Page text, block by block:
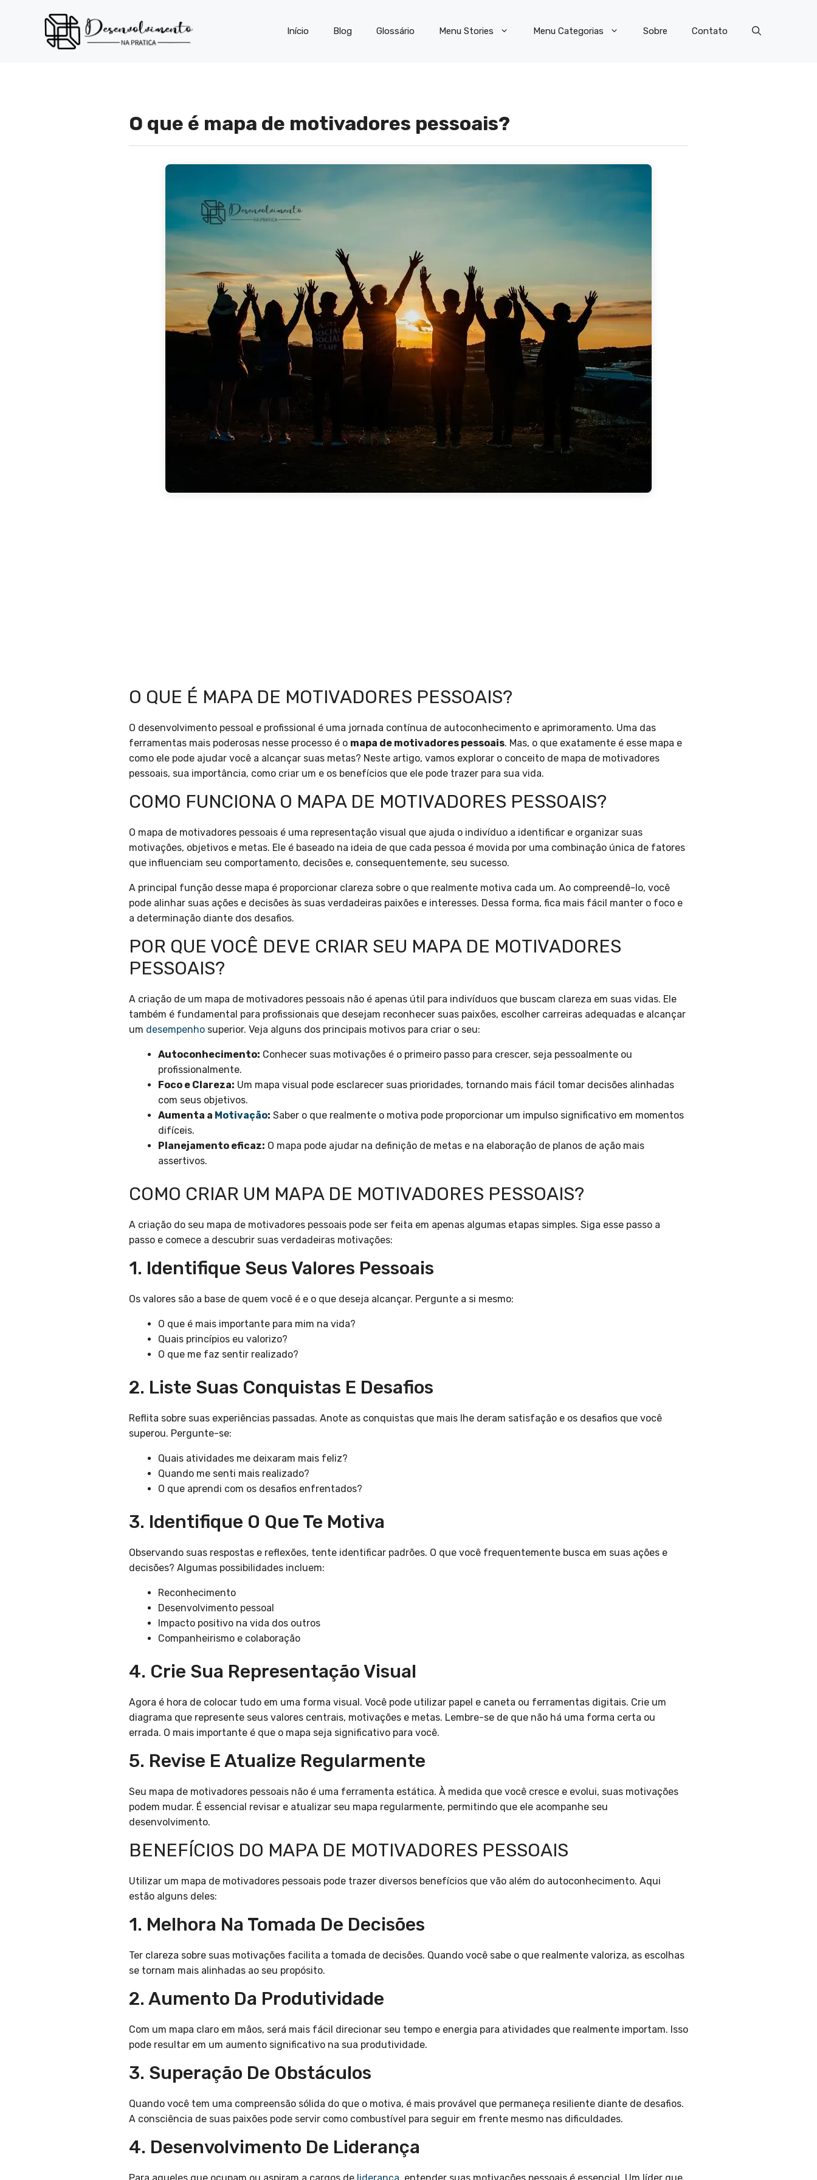
Início Blog Glossário Menu Stories Menu Categorias Sobre Contato
O que é mapa de motivadores pessoais?
O QUE É MAPA DE MOTIVADORES PESSOAIS?
O desenvolvimento pessoal e profissional é uma jornada contínua de autoconhecimento e aprimoramento. Uma das
ferramentas mais poderosas nesse processo é o mapa de motivadores pessoais. Mas, o que exatamente é esse mapa e
como ele pode ajudar você a alcançar suas metas? Neste artigo, vamos explorar o conceito de mapa de motivadores
pessoais, sua importância, como criar um e os benefícios que ele pode trazer para sua vida.
COMO FUNCIONA O MAPA DE MOTIVADORES PESSOAIS?
O mapa de motivadores pessoais é uma representação visual que ajuda o indivíduo a identificar e organizar suas
motivações, objetivos e metas. Ele é baseado na ideia de que cada pessoa é movida por uma combinação única de fatores
que influenciam seu comportamento, decisões e, consequentemente, seu sucesso.
A principal função desse mapa é proporcionar clareza sobre o que realmente motiva cada um. Ao compreendê-lo, você
pode alinhar suas ações e decisões às suas verdadeiras paixões e interesses. Dessa forma, fica mais fácil manter o foco e
a determinação diante dos desafios.
POR QUE VOCÊ DEVE CRIAR SEU MAPA DE MOTIVADORES
PESSOAIS?
A criação de um mapa de motivadores pessoais não é apenas útil para indivíduos que buscam clareza em suas vidas. Ele
também é fundamental para profissionais que desejam reconhecer suas paixões, escolher carreiras adequadas e alcançar
um desempenho superior. Veja alguns dos principais motivos para criar o seu:
Autoconhecimento: Conhecer suas motivações é o primeiro passo para crescer, seja pessoalmente ou
profissionalmente.
Foco e Clareza: Um mapa visual pode esclarecer suas prioridades, tornando mais fácil tomar decisões alinhadas
com seus objetivos.
Aumenta a Motivação: Saber o que realmente o motiva pode proporcionar um impulso significativo em momentos
difíceis.
Planejamento eficaz: O mapa pode ajudar na definição de metas e na elaboração de planos de ação mais
assertivos.
COMO CRIAR UM MAPA DE MOTIVADORES PESSOAIS?
A criação do seu mapa de motivadores pessoais pode ser feita em apenas algumas etapas simples. Siga esse passo a
passo e comece a descubrir suas verdadeiras motivações:
1. Identifique Seus Valores Pessoais
Os valores são a base de quem você é e o que deseja alcançar. Pergunte a si mesmo:
O que é mais importante para mim na vida?
Quais princípios eu valorizo?
O que me faz sentir realizado?
2. Liste Suas Conquistas E Desafios
Reflita sobre suas experiências passadas. Anote as conquistas que mais lhe deram satisfação e os desafios que você
superou. Pergunte-se:
Quais atividades me deixaram mais feliz?
Quando me senti mais realizado?
O que aprendi com os desafios enfrentados?
3. Identifique O Que Te Motiva
Observando suas respostas e reflexões, tente identificar padrões. O que você frequentemente busca em suas ações e
decisões? Algumas possibilidades incluem:
Reconhecimento
Desenvolvimento pessoal
Impacto positivo na vida dos outros
Companheirismo e colaboração
4. Crie Sua Representação Visual
Agora é hora de colocar tudo em uma forma visual. Você pode utilizar papel e caneta ou ferramentas digitais. Crie um
diagrama que represente seus valores centrais, motivações e metas. Lembre-se de que não há uma forma certa ou
errada. O mais importante é que o mapa seja significativo para você.
5. Revise E Atualize Regularmente
Seu mapa de motivadores pessoais não é uma ferramenta estática. À medida que você cresce e evolui, suas motivações
podem mudar. É essencial revisar e atualizar seu mapa regularmente, permitindo que ele acompanhe seu
desenvolvimento.
BENEFÍCIOS DO MAPA DE MOTIVADORES PESSOAIS
Utilizar um mapa de motivadores pessoais pode trazer diversos benefícios que vão além do autoconhecimento. Aqui
estão alguns deles:
1. Melhora Na Tomada De Decisões
Ter clareza sobre suas motivações facilita a tomada de decisões. Quando você sabe o que realmente valoriza, as escolhas
se tornam mais alinhadas ao seu propósito.
2. Aumento Da Produtividade
Com um mapa claro em mãos, será mais fácil direcionar seu tempo e energia para atividades que realmente importam. Isso
pode resultar em um aumento significativo na sua produtividade.
3. Superação De Obstáculos
Quando você tem uma compreensão sólida do que o motiva, é mais provável que permaneça resiliente diante de desafios.
A consciência de suas paixões pode servir como combustível para seguir em frente mesmo nas dificuldades.
4. Desenvolvimento De Liderança